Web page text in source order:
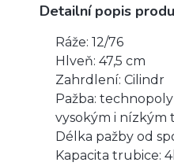
Detailní popis
Ráže: 12/76
Hlveň: 47,5 cm
Zahrdlení: Cilindr
Pažba:
vysokým i nízkým
Délka pažby od
Kapacita trubice: